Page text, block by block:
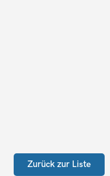
Zurück zur Liste